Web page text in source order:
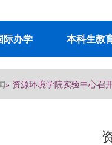
际办学 本科生教
» 资源环境学院实验中心召